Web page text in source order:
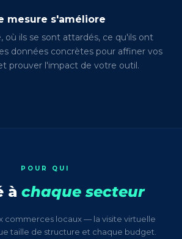
mesure s'améliore
où ils se sont attardés, ce qu'ils ont
données concrètes pour affiner vos
prouver l'impact de votre outil.
POUR QUI
à chaque secteur
commerces locaux — la visite virtuelle
taille de structure et chaque budget.